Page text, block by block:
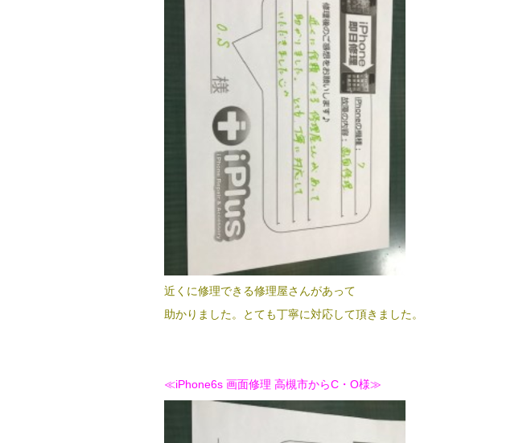
近くに修理できる修理屋さんがあって
助かりました。とても丁寧に対応して頂きました。
≪iPhone6s 画面修理 高槻市からC・O様≫